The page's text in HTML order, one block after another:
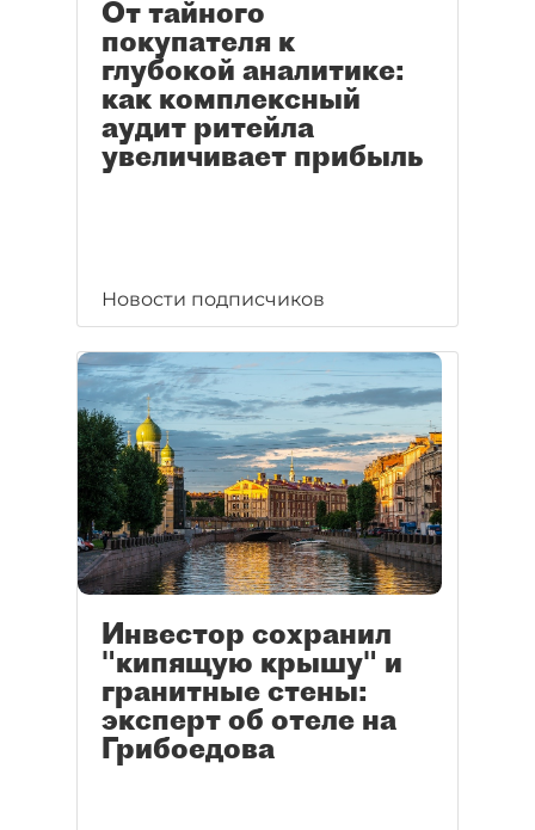
От тайного
покупателя к
глубокой аналитике:
как комплексный
аудит ритейла
увеличивает прибыль
Новости подписчиков
Инвестор сохранил
"кипящую крышу" и
гранитные стены:
эксперт об отеле на
Грибоедова